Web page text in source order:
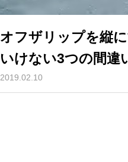
オフザリップを縦
いけない3つの間違
2019.02.10